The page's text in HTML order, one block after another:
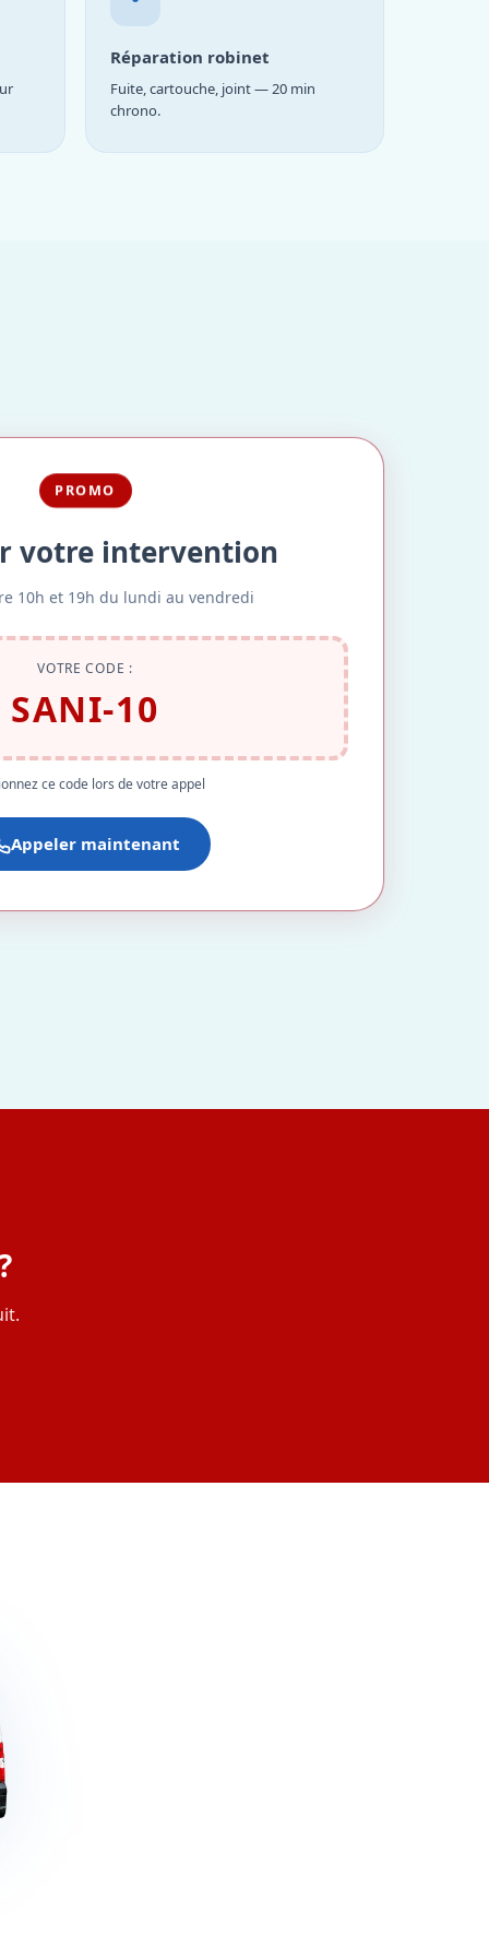
Réparation robinet
Fuite, cartouche, joint — 20 min
chrono.
PROMO
votre intervention
10h et 19h du lundi au vendredi
VOTRE CODE :
SANI-10
ce code lors de votre appel
Appeler maintenant